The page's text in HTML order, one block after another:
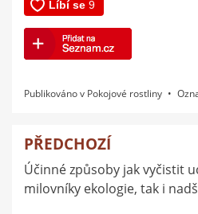
Publikováno v Pokojové rostliny
Navigace
pro
příspěvek
PŘEDCHOZÍ
Účinné způsoby jak vyčistit
milovníky ekologie, tak i